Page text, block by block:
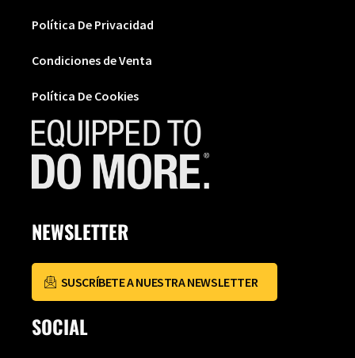
Política De Privacidad
Condiciones de Venta
Política De Cookies
NEWSLETTER
SUSCRÍBETE A NUESTRA NEWSLETTER
SOCIAL